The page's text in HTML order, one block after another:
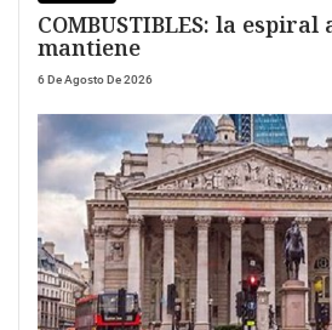
COMBUSTIBLES: la espiral
mantiene
6 De Agosto De 2026